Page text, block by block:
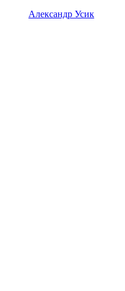
Александр Усик